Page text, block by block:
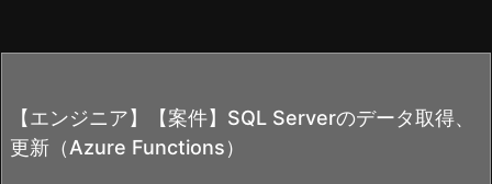
【エンジニア】【案件】SQL Serverのデータ取得、
更新（Azure Functions）